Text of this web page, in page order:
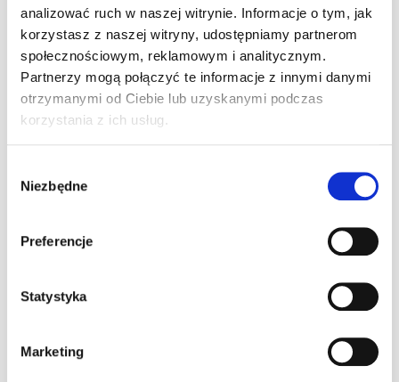
analizować ruch w naszej witrynie. Informacje o tym, jak
korzystasz z naszej witryny, udostępniamy partnerom
społecznościowym, reklamowym i analitycznym.
Partnerzy mogą połączyć te informacje z innymi danymi
otrzymanymi od Ciebie lub uzyskanymi podczas
korzystania z ich usług.
zgody
Niezbędne
Preferencje
Statystyka
Marketing
e-mail: biuro@a1karting.pl
ul. Jagiellońska 82, Warszawa
www.a1karting.pl
Ostatnie artykuły
30 lipca 2026
Pole Position w F1 – co to znaczy, jak się
zdobywa i kto jest rekordzistą
26 czerwca 2026